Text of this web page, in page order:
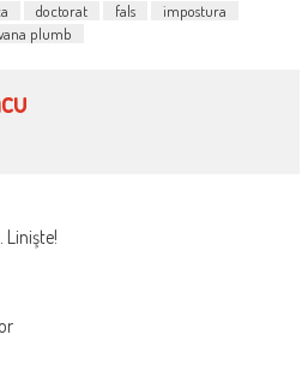
doctorat fals
impostura
plumb
Linişte!